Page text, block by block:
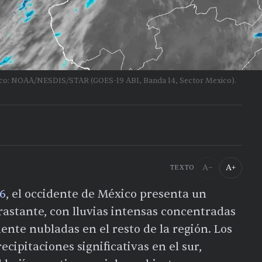
NOAA/NESDIS/STAR (GOES-19 ABI, Banda 14, Sector Mexico).
TEXTO A− A+
, el occidente de México presenta un
con lluvias intensas concentradas
nubladas en el resto de la región. Los
significativas en el sur,